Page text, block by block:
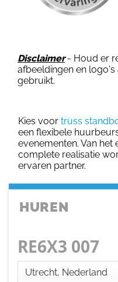
Disclaimer- Houd er
afbeeldingen en
gebruikt.
Kies voor truss
een flexibele
evenementen. Van
complete realisatie
ervaren partner.
HUREN
RE6X3 007